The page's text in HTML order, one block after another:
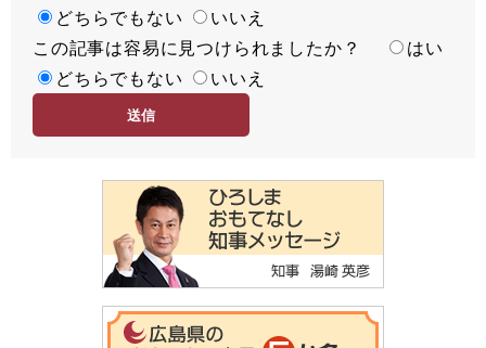
足
度
どちらでもない
いいえ
容
易
この記事は容易に見つけられましたか？
はい
どちらでもない
いいえ